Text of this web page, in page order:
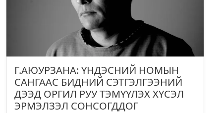
Г.АЮУРЗАНА: ҮНДЭСНИЙ НОМЫН
САНГААС БИДНИЙ СЭТГЭЛГЭЭНИЙ
ДЭЭД ОРГИЛ РУУ ТЭМҮҮЛЭХ ХҮСЭЛ
ЭРМЭЛЗЭЛ СОНСОГДДОГ